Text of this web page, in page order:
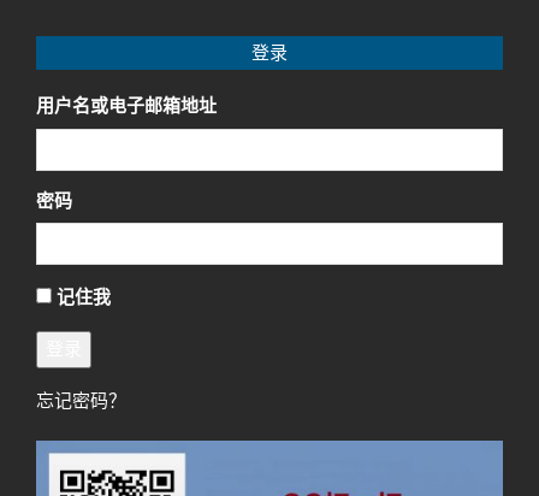
登录
用户名或电子邮箱地址
密码
记住我
忘记密码？